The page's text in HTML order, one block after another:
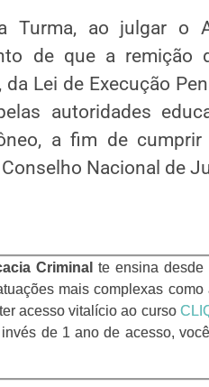
Turma, ao julgar o
de que a remição
Lei de Execução
autoridades
a fim de
Nacional de
Criminal te ensina desde
mais complexas
acesso vitalício ao curso
de 1 ano de acesso,